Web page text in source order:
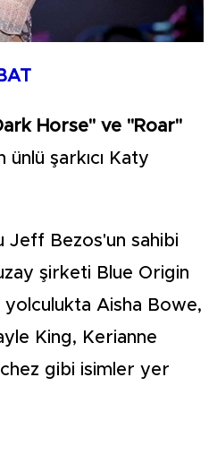
Horse" ve "Roar"
ünlü şarkıcı Katy
Jeff Bezos'un sahibi
şirketi Blue Origin
yolculukta Aisha Bowe,
King, Kerianne
gibi isimler yer